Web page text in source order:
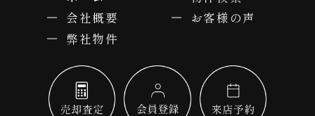
会社概要
お客様の声
弊社物件